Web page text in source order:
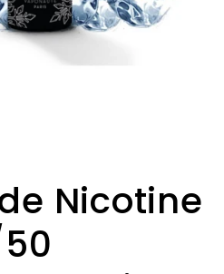
Nicotine